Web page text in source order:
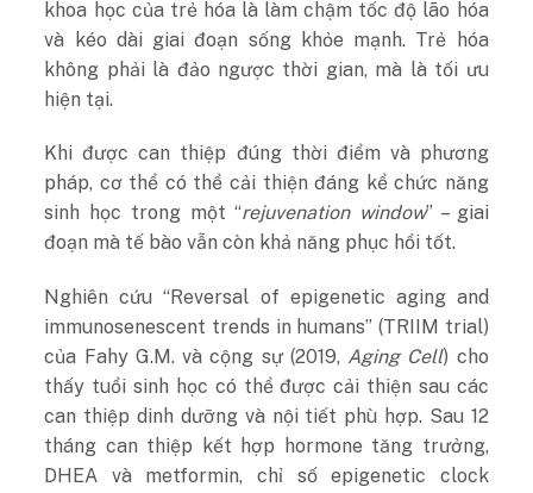
khoa học của trẻ hóa là làm chậm tốc độ lão hóa
và kéo dài giai đoạn sống khỏe mạnh. Trẻ hóa
không phải là đảo ngược thời gian, mà là tối ưu
hiện tại.
Khi được can thiệp đúng thời điểm và phương
pháp, cơ thể có thể cải thiện đáng kể chức năng
sinh học trong một “rejuvenation window” – giai
đoạn mà tế bào vẫn còn khả năng phục hồi tốt.
Nghiên cứu “Reversal of epigenetic aging and
immunosenescent trends in humans” (TRIIM trial)
của Fahy G.M. và cộng sự (2019, Aging Cell) cho
thấy tuổi sinh học có thể được cải thiện sau các
can thiệp dinh dưỡng và nội tiết phù hợp. Sau 12
tháng can thiệp kết hợp hormone tăng trưởng,
DHEA và metformin, chỉ số epigenetic clock